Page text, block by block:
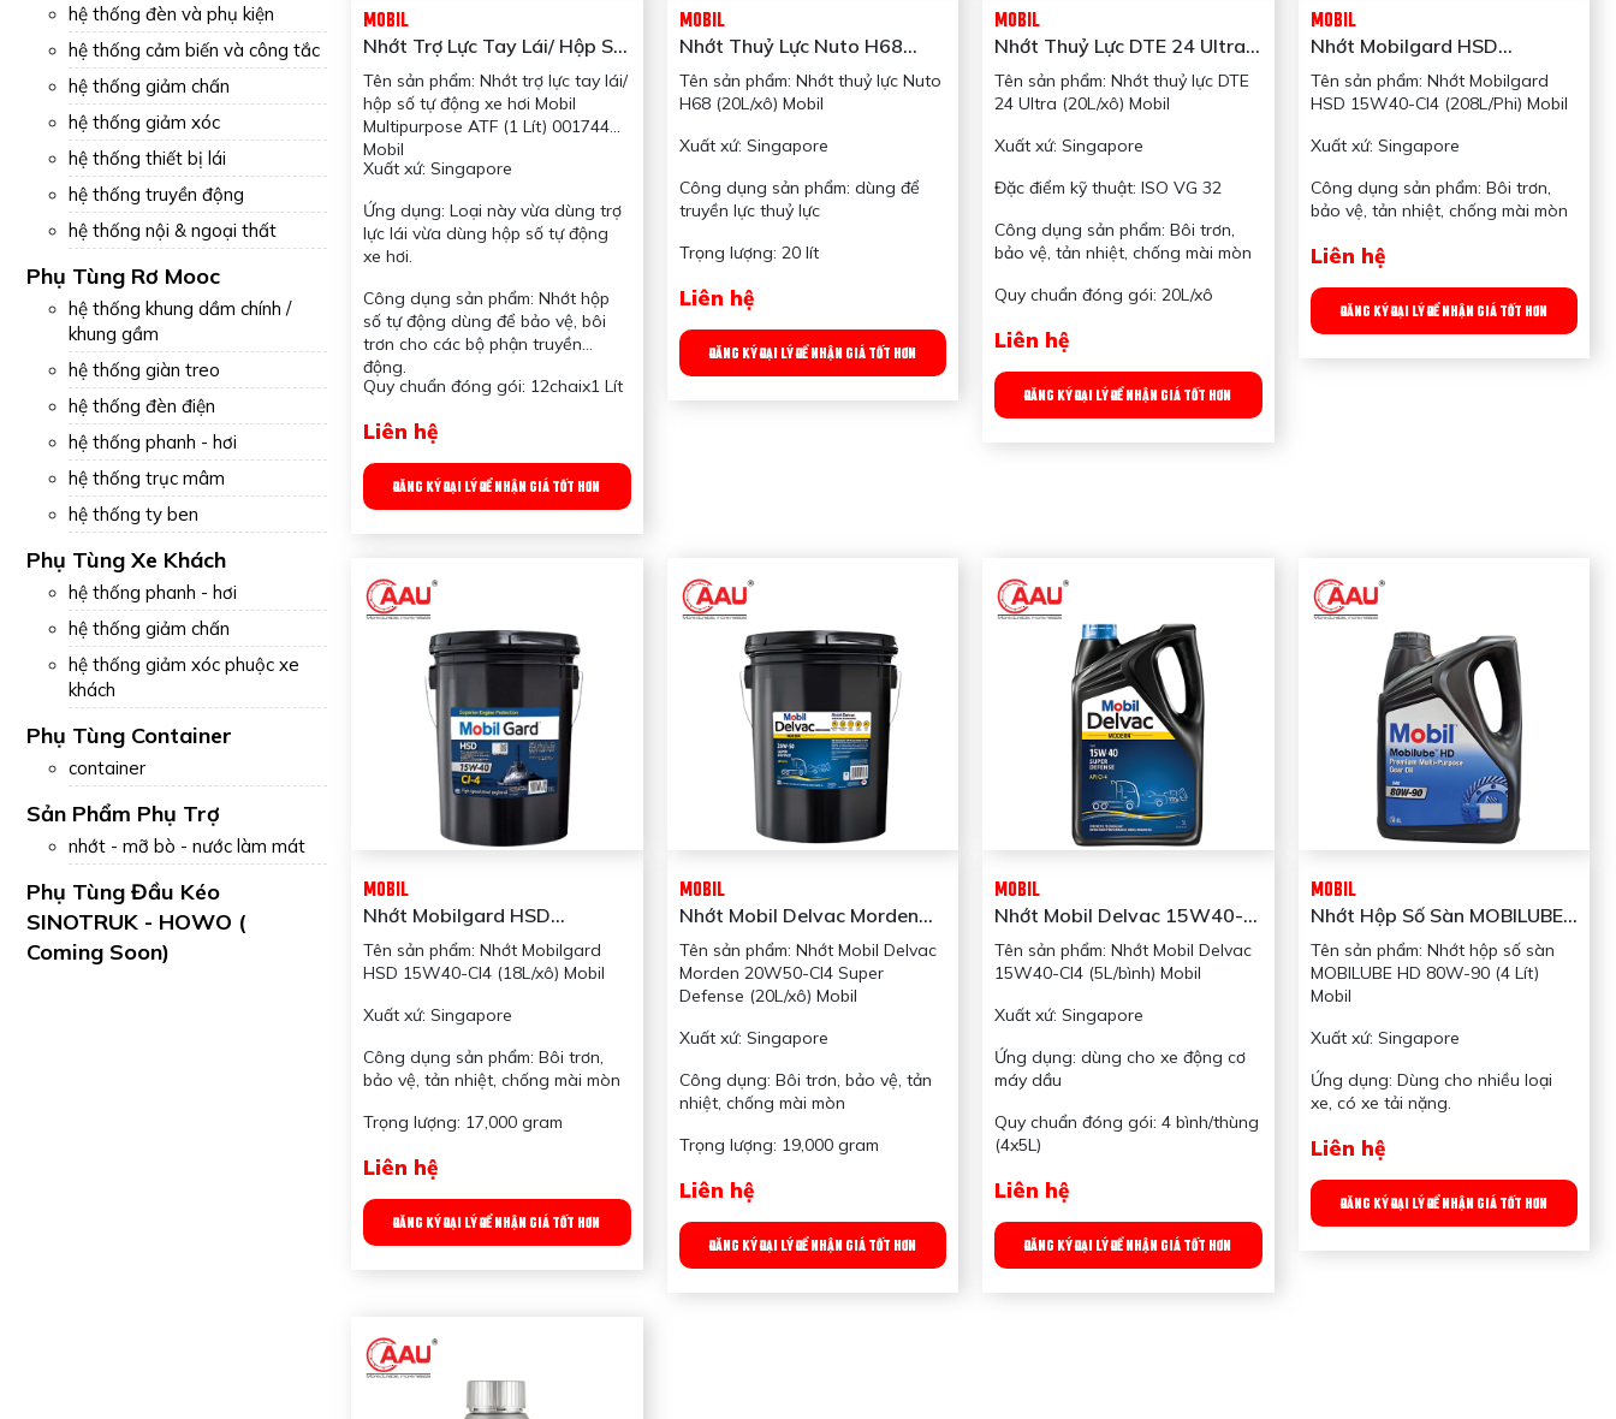
hệ thống đèn và phụ kiện
hệ thống cảm biến và công tắc
hệ thống giảm chấn
hệ thống giảm xóc
hệ thống thiết bị lái
hệ thống truyền động
hệ thống nội & ngoại thất
Phụ Tùng Rơ Mooc
hệ thống khung dầm chính /
khung gầm
hệ thống giàn treo
hệ thống đèn điện
hệ thống phanh - hơi
hệ thống trục mâm
hệ thống ty ben
Phụ Tùng Xe Khách
hệ thống phanh - hơi
hệ thống giảm chấn
hệ thống giảm xóc phuộc xe
khách
Phụ Tùng Container
container
Sản Phẩm Phụ Trợ
nhớt - mỡ bò - nước làm mát
Phụ Tùng Đầu Kéo
SINOTRUK - HOWO (
Coming Soon)
MOBIL
Nhớt Trợ Lực Tay Lái/ Hộp Số
Tự Động Xe Hơi Mobil
Multipurpose ATF (1 Lít)
001744 Mobil
Tên sản phẩm: Nhớt trợ lực tay lái/
hộp số tự động xe hơi Mobil
Multipurpose ATF (1 Lít) 001744
Mobil
Xuất xứ: Singapore
Ứng dụng: Loại này vừa dùng trợ
lực lái vừa dùng hộp số tự động
xe hơi.
Công dụng sản phẩm: Nhớt hộp
số tự động dùng để bảo vệ, bôi
trơn cho các bộ phận truyền
động.
Quy chuẩn đóng gói: 12chaix1 Lít
Liên hệ
ĐĂNG KÝ ĐẠI LÝ ĐỂ NHẬN GIÁ TỐT HƠN
MOBIL
Nhớt Thuỷ Lực Nuto H68
(208L/phi) Mobil
Tên sản phẩm: Nhớt thuỷ lực Nuto
H68 (20L/xô) Mobil
Xuất xứ: Singapore
Công dụng sản phẩm: dùng để
truyền lực thuỷ lực
Trọng lượng: 20 lít
Liên hệ
ĐĂNG KÝ ĐẠI LÝ ĐỂ NHẬN GIÁ TỐT HƠN
MOBIL
Nhớt Thuỷ Lực DTE 24 Ultra
(20L/xô) Mobil
Tên sản phẩm: Nhớt thuỷ lực DTE
24 Ultra (20L/xô) Mobil
Xuất xứ: Singapore
Đặc điểm kỹ thuật: ISO VG 32
Công dụng sản phẩm: Bôi trơn,
bảo vệ, tản nhiệt, chống mài mòn
Quy chuẩn đóng gói: 20L/xô
Liên hệ
ĐĂNG KÝ ĐẠI LÝ ĐỂ NHẬN GIÁ TỐT HƠN
MOBIL
Nhớt Mobilgard HSD
15W40-CI4 (208L/Phi) Mobil
Tên sản phẩm: Nhớt Mobilgard
HSD 15W40-CI4 (208L/Phi) Mobil
Xuất xứ: Singapore
Công dụng sản phẩm: Bôi trơn,
bảo vệ, tản nhiệt, chống mài mòn
Liên hệ
ĐĂNG KÝ ĐẠI LÝ ĐỂ NHẬN GIÁ TỐT HƠN
MOBIL
Nhớt Mobilgard HSD
15W40-CI4 (18L/xô) Mobil
Tên sản phẩm: Nhớt Mobilgard
HSD 15W40-CI4 (18L/xô) Mobil
Xuất xứ: Singapore
Công dụng sản phẩm: Bôi trơn,
bảo vệ, tản nhiệt, chống mài mòn
Trọng lượng: 17,000 gram
Liên hệ
ĐĂNG KÝ ĐẠI LÝ ĐỂ NHẬN GIÁ TỐT HƠN
MOBIL
Nhớt Mobil Delvac Morden
20W50-CI4 Super Defense
(20L/xô) Mobil
Tên sản phẩm: Nhớt Mobil Delvac
Morden 20W50-CI4 Super
Defense (20L/xô) Mobil
Xuất xứ: Singapore
Công dụng: Bôi trơn, bảo vệ, tản
nhiệt, chống mài mòn
Trọng lượng: 19,000 gram
Liên hệ
ĐĂNG KÝ ĐẠI LÝ ĐỂ NHẬN GIÁ TỐT HƠN
MOBIL
Nhớt Mobil Delvac 15W40-
CI4 (5L/bình) Mobil
Tên sản phẩm: Nhớt Mobil Delvac
15W40-CI4 (5L/bình) Mobil
Xuất xứ: Singapore
Ứng dụng: dùng cho xe động cơ
máy dầu
Quy chuẩn đóng gói: 4 bình/thùng
(4x5L)
Liên hệ
ĐĂNG KÝ ĐẠI LÝ ĐỂ NHẬN GIÁ TỐT HƠN
MOBIL
Nhớt Hộp Số Sàn MOBILUBE
HD 80W-90 (4 Lít) Mobil
Tên sản phẩm: Nhớt hộp số sàn
MOBILUBE HD 80W-90 (4 Lít)
Mobil
Xuất xứ: Singapore
Ứng dụng: Dùng cho nhiều loại
xe, có xe tải nặng.
Liên hệ
ĐĂNG KÝ ĐẠI LÝ ĐỂ NHẬN GIÁ TỐT HƠN